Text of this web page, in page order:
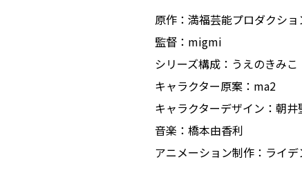
原作：満福芸能プロダクショ
監督：migmi
シリーズ構成：うえのきみこ
キャラクター原案：ma2
キャラクターデザイン：朝井
音楽：橋本由香利
アニメーション制作：ライ